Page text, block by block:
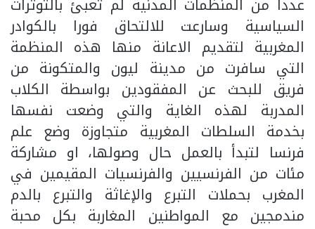
السياسية وسارعت للالتحاق فورا بالكوادر
المغربية لتقديم الاعانة منها هذه المنظمة
التي سافرت من مدينة ليون والمتكونة من
فريق للبحث عن المفقودين بواسطة الكلاب
المدربة لهذه الغاية والتي وضعت نفسها
بخدمة السلطات المغربية متجاوزة وضع علم
فرنسا لتبدأ بالعمل حال وصولها، او مشاركة
مئات من الفرنسيين والفرنسيات المقيمين في
المغرب بحملات التبرع والإغاثة والتبرع بالدم
مندمجين مع المواطنين المغاربة بكل محبة